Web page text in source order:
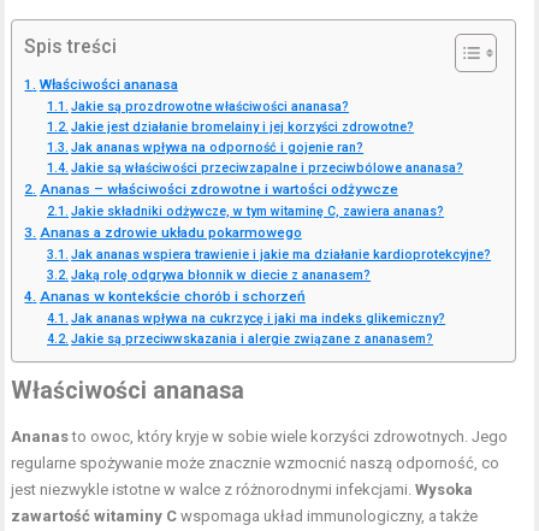
Spis treści
Właściwości ananasa
Jakie są prozdrowotne właściwości ananasa?
Jakie jest działanie bromelainy i jej korzyści zdrowotne?
Jak ananas wpływa na odporność i gojenie ran?
Jakie są właściwości przeciwzapalne i przeciwbólowe ananasa?
Ananas – właściwości zdrowotne i wartości odżywcze
Jakie składniki odżywcze, w tym witaminę C, zawiera ananas?
Ananas a zdrowie układu pokarmowego
Jak ananas wspiera trawienie i jakie ma działanie kardioprotekcyjne?
Jaką rolę odgrywa błonnik w diecie z ananasem?
Ananas w kontekście chorób i schorzeń
Jak ananas wpływa na cukrzycę i jaki ma indeks glikemiczny?
Jakie są przeciwwskazania i alergie związane z ananasem?
Właściwości ananasa
Ananasto owoc, który kryje w sobie wiele korzyści zdrowotnych. Jego
regularne spożywanie może znacznie wzmocnić naszą odporność, co
jest niezwykle istotne w walce z różnorodnymi infekcjami.Wysoka
zawartość witaminy C wspomaga układ immunologiczny, a także